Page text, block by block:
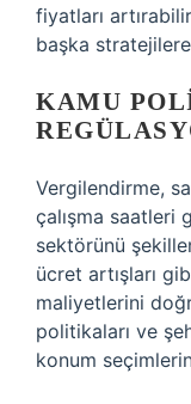
fiyatları
başka
KAMU
Vergilendirme,
çalışma saatleri
sektörünü
ücret artışları
maliyetlerini
politikaları ve
konum